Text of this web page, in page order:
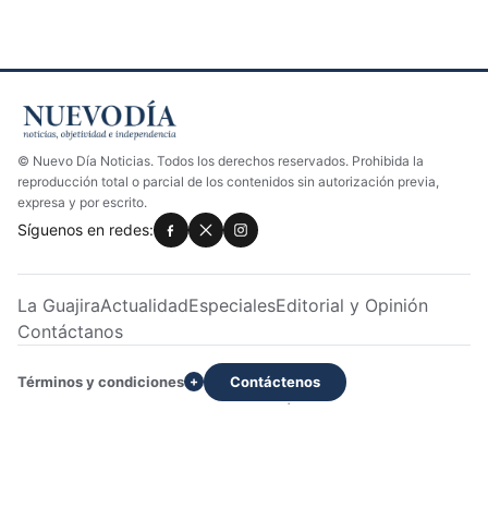
© Nuevo Día Noticias. Todos los derechos reservados. Prohibida la
reproducción total o parcial de los contenidos sin autorización previa,
expresa y por escrito.
Síguenos en redes:
La GuajiraActualidadEspecialesEditorial y Opinión
Contáctanos
Términos y condiciones +
Contáctenos